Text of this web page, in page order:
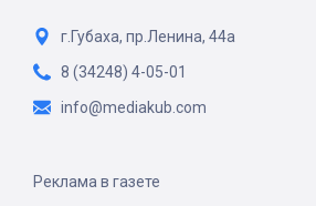
г.Губаха, пр.Ленина, 44а
8 (34248) 4-05-01
info@mediakub.com
Реклама в газете